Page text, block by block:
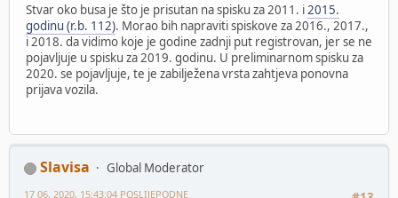
Stvar oko busa je što je prisutan na spisku za 2011. i 2015.
godinu (r.b. 112). Morao bih napraviti spiskove za 2016., 2017.,
i 2018. da vidimo koje je godine zadnji put registrovan, jer se ne
pojavljuje u spisku za 2019. godinu. U preliminarnom spisku za
2020. se pojavljuje, te je zabilježena vrsta zahtjeva ponovna
prijava vozila.
Slavisa
Global Moderator
17 06, 2020, 15:43:04 POSLIJEPODNE